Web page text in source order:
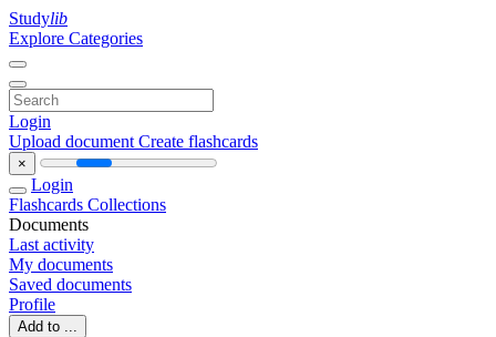
Studylib
Explore Categories
Login
Upload document Create flashcards
×
Login
Flashcards Collections
Documents
Last activity
My documents
Saved documents
Profile
Add to ...